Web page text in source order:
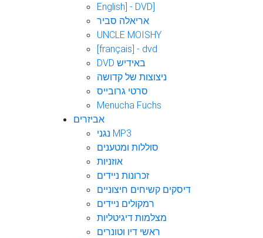
English] - DVD]
אריאלה סביר
UNCLE MOISHY
[français] - dvd
DVD באידיש
ניצוצות של קדושה
סרטי גרובייס
Menucha Fuchs
אביזרים
נגני MP3
סוללות ומטענים
אוזניות
זכרונות ניידים
דיסקים קשיחים חיצוניים
רמקולים ניידים
מצלמות דיגיטליות
ראשי דיו וטונרים